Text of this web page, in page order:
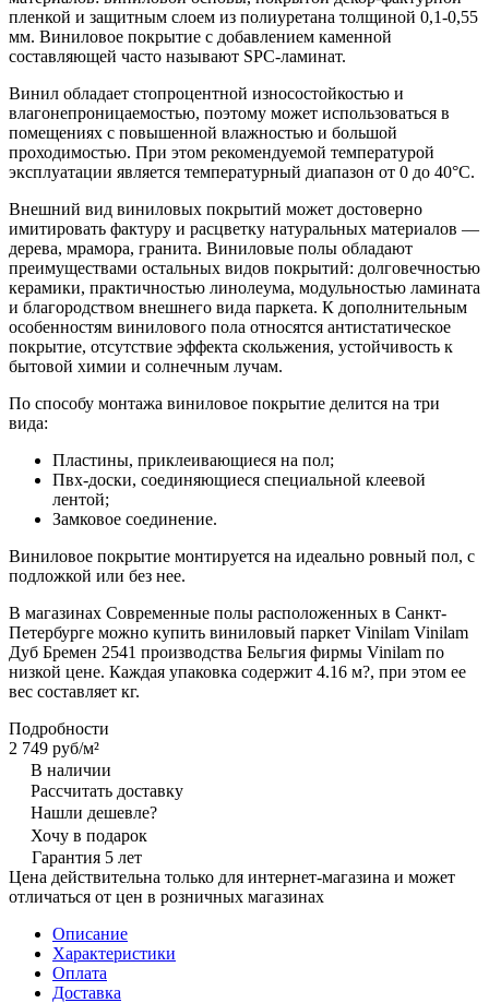
пленкой и защитным слоем из полиуретана толщиной 0,1-0,55
мм. Виниловое покрытие с добавлением каменной
составляющей часто называют SPC-ламинат.
Винил обладает стопроцентной износостойкостью и
влагонепроницаемостью, поэтому может использоваться в
помещениях с повышенной влажностью и большой
проходимостью. При этом рекомендуемой температурой
эксплуатации является температурный диапазон от 0 до 40°С.
Внешний вид виниловых покрытий может достоверно
имитировать фактуру и расцветку натуральных материалов —
дерева, мрамора, гранита. Виниловые полы обладают
преимуществами остальных видов покрытий: долговечностью
керамики, практичностью линолеума, модульностью ламината
и благородством внешнего вида паркета. К дополнительным
особенностям винилового пола относятся антистатическое
покрытие, отсутствие эффекта скольжения, устойчивость к
бытовой химии и солнечным лучам.
По способу монтажа виниловое покрытие делится на три
вида:
Пластины, приклеивающиеся на пол;
Пвх-доски, соединяющиеся специальной клеевой
лентой;
Замковое соединение.
Виниловое покрытие монтируется на идеально ровный пол, с
подложкой или без нее.
В магазинах Современные полы расположенных в Санкт-
Петербурге можно купить виниловый паркет Vinilam Vinilam
Дуб Бремен 2541 производства Бельгия фирмы Vinilam по
низкой цене. Каждая упаковка содержит 4.16 м?, при этом ее
вес составляет кг.
Подробности
2 749 руб/м²
В наличии
Рассчитать доставку
Нашли дешевле?
Хочу в подарок
Гарантия 5 лет
Цена действительна только для интернет-магазина и может
отличаться от цен в розничных магазинах
Описание
Характеристики
Оплата
Доставка